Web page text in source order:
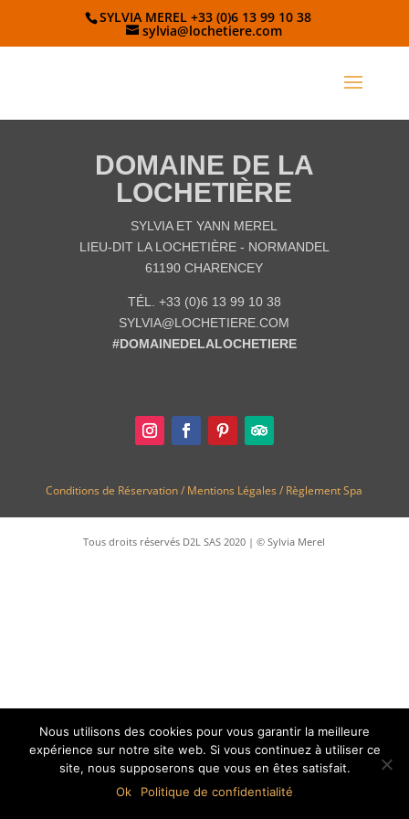
SYLVIA MEREL +33 (0)6 13 99 10 38
sylvia@lochetiere.com
DOMAINE DE LA
LOCHETIÈRE
SYLVIA ET YANN MEREL
LIEU-DIT LA LOCHETIÈRE - NORMANDEL
61190 CHARENCEY
TÉL. +33 (0)6 13 99 10 38
SYLVIA@LOCHETIERE.COM
#DOMAINEDELALOCHETIERE
Conditions de Réservation / Mentions Légales / Règlement Spa
Tous droits réservés D2L SAS 2020 | © Sylvia Merel
Nous utilisons des cookies pour vous garantir la meilleure
expérience sur notre site web. Si vous continuez à utiliser ce
site, nous supposerons que vous en êtes satisfait.
Ok
Politique de confidentialité